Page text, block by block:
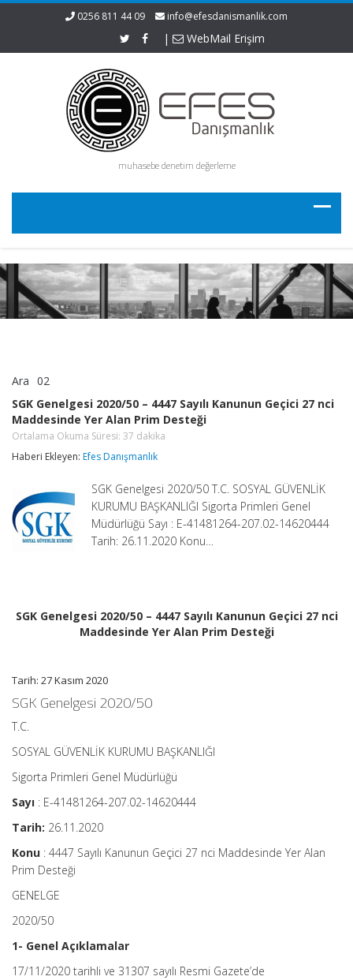
0256 811 44 09 info@efesdanismanlik.com
| WebMail Erişim
muhasebe denetim değerleme
Ara 02
2020/50
–
4447
Kanunun
nci
Maddesinde
Yer
Alan
37
dakika
için
SGK Genelgesi 2020/50 – 4447 Sayılı Kanunun Geçici 27 nci
Maddesinde Yer Alan Prim Desteği
Ortalama Okuma Süresi: 37 dakika
Haberi Ekleyen: Efes Danışmanlık
SGK Genelgesi 2020/50 T.C. SOSYAL GÜVENLİK
KURUMU BAŞKANLIĞI Sigorta Primleri Genel
Müdürlüğü Sayı : E-41481264-207.02-14620444
Tarih: 26.11.2020 Konu…
SGK Genelgesi 2020/50 – 4447 Sayılı Kanunun Geçici 27 nci
Maddesinde Yer Alan Prim Desteği
Tarih: 27 Kasım 2020
SGK Genelgesi 2020/50
T.C.
SOSYAL GÜVENLİK KURUMU BAŞKANLIĞI
Sigorta Primleri Genel Müdürlüğü
Sayı : E-41481264-207.02-14620444
Tarih: 26.11.2020
Konu : 4447 Sayılı Kanunun Geçici 27 nci Maddesinde Yer Alan
Prim Desteği
GENELGE
2020/50
1- Genel Açıklamalar
17/11/2020 tarihli ve 31307 sayılı Resmi Gazete’de